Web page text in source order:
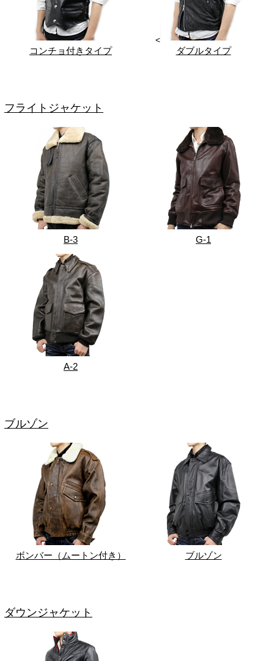
コンチョ付きタイプ
<
ダブルタイプ
フライトジャケット
B-3 G-1
A-2
ブルゾン
ボンバー（ムートン付き） ブルゾン
ダウンジャケット